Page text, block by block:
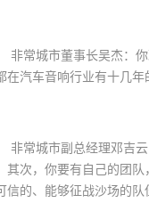
城市董事长吴杰：你现
在汽车音响行业有十几年
城市副总经理邓吉云：
其次，你要有自己的团
信的、能够征战沙场的队